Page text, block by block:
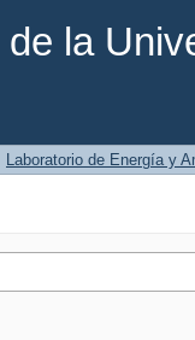
la
Laboratorio de Energía y